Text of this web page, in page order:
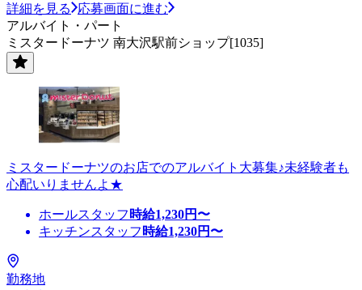
詳細を見る
応募画面に進む
アルバイト・パート
ミスタードーナツ 南大沢駅前ショップ[1035]
ミスタードーナツのお店でのアルバイト大募集♪未経験者も
心配いりませんよ★
ホールスタッフ 時給1,230円〜
キッチンスタッフ 時給1,230円〜
勤務地